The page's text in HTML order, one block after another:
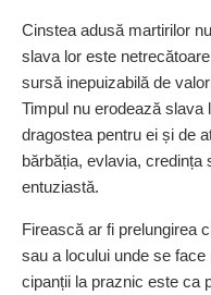
Cinstea adusă martirilor
slava lor este
sursă inepuizabilă de
Timpul nu erodează slava
dragostea pentru ei și de
bărbăția, evlavia,
entuziastă.
Firească ar fi prelungirea
sau a locului unde se
ci­panții la praznic este ca